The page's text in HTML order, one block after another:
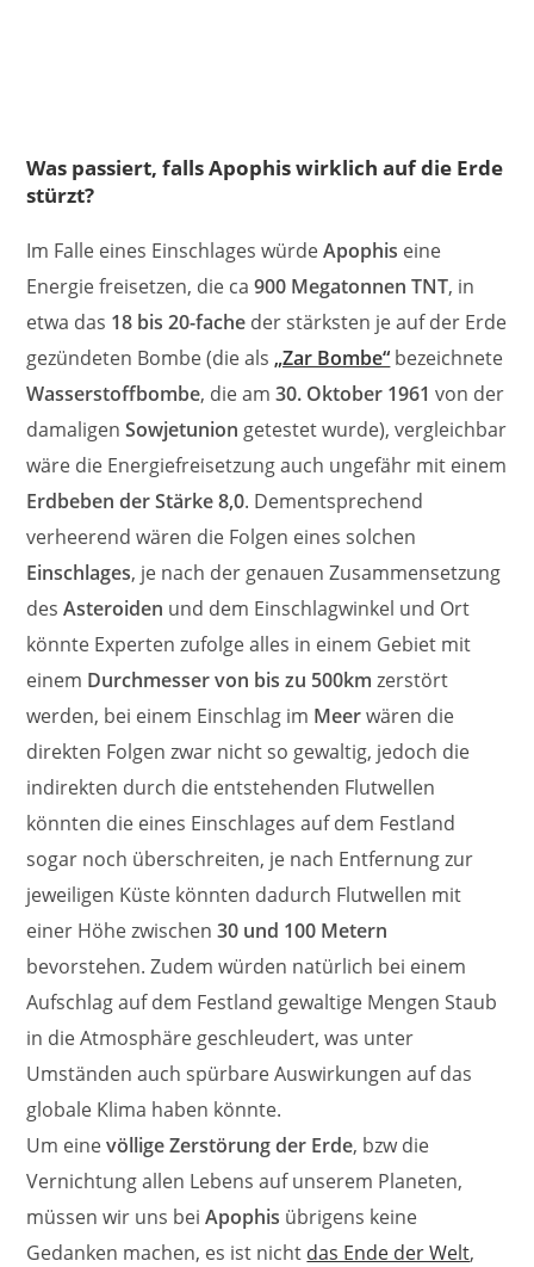
Was passiert, falls Apophis wirklich auf die Erde
stürzt?
Im Falle eines Einschlages würdeApophis eine
Energie freisetzen, die ca900 Megatonnen TNT, in
etwa das 18 bis 20-fache der stärksten je auf der Erde
gezündeten Bombe (die als„Zar Bombe“ bezeichnete
Wasserstoffbombe, die am30. Oktober 1961 von der
damaligenSowjetunion getestet wurde), vergleichbar
wäre die Energiefreisetzung auch ungefähr mit einem
Erdbeben der Stärke 8,0. Dementsprechend
verheerend wären die Folgen eines solchen
Einschlages, je nach der genauen Zusammensetzung
desAsteroiden und dem Einschlagwinkel und Ort
könnte Experten zufolge alles in einem Gebiet mit
einem Durchmesser von bis zu 500km zerstört
werden, bei einem Einschlag im Meerwären die
direkten Folgen zwar nicht so gewaltig, jedoch die
indirekten durch die entstehenden Flutwellen
könnten die eines Einschlages auf dem Festland
sogar noch überschreiten, je nach Entfernung zur
jeweiligen Küste könnten dadurch Flutwellen mit
einer Höhe zwischen30 und 100 Metern
bevorstehen. Zudem würden natürlich bei einem
Aufschlag auf dem Festland gewaltige Mengen Staub
in die Atmosphäre geschleudert, was unter
Umständen auch spürbare Auswirkungen auf das
globale Klima haben könnte.
Um einevöllige Zerstörung der Erde, bzw die
Vernichtung allen Lebens auf unserem Planeten,
müssen wir uns beiApophis übrigens keine
Gedanken machen, es ist nicht das Ende der Welt,